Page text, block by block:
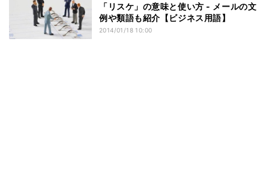
「リスケ」の意味と使い方 - メールの文
例や類語も紹介【ビジネス用語】
2014/01/18 10:00